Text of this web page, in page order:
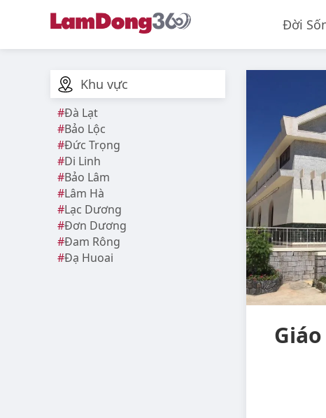
Đời
Khu vực
Đà Lạt
Bảo Lộc
Đức Trọng
Di Linh
Bảo Lâm
Lâm Hà
Lạc Dương
Đơn Dương
Đam Rông
Đạ Huoai